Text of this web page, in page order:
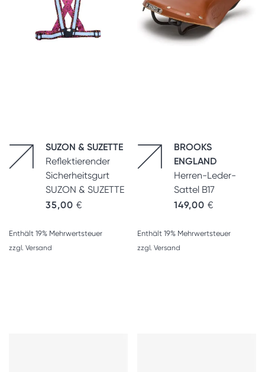
SUZON & SUZETTE
Reflektierender
Sicherheitsgurt
SUZON & SUZETTE
35,00 €
Enthält 19% Mehrwertsteuer
zzgl. Versand
BROOKS
ENGLAND
Herren-Leder-
Sattel B17
149,00 €
Enthält 19% Mehrwertsteuer
zzgl. Versand